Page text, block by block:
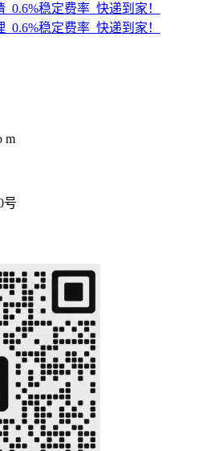
稳定费率_快递到家！
稳定费率_快递到家！
m
号